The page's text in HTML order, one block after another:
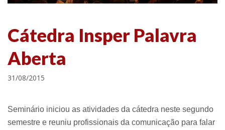
Cátedra Insper Palavra
Aberta
31/08/2015
Seminário iniciou as atividades da cátedra neste segundo
semestre e reuniu profissionais da comunicação para falar